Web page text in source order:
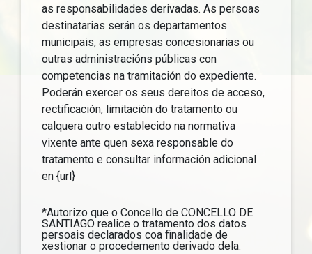
as responsabilidades derivadas. As persoas
destinatarias serán os departamentos
municipais, as empresas concesionarias ou
outras administracións públicas con
competencias na tramitación do expediente.
Poderán exercer os seus dereitos de acceso,
rectificación, limitación do tratamento ou
calquera outro establecido na normativa
vixente ante quen sexa responsable do
tratamento e consultar información adicional
en {url}
*Autorizo que o Concello de CONCELLO DE
SANTIAGO realice o tratamento dos datos
persoais declarados coa finalidade de
xestionar o procedemento derivado dela.